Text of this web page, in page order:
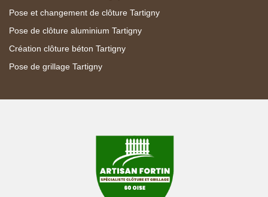
Pose et changement de clôture Tartigny
Pose de clôture aluminium Tartigny
Création clôture béton Tartigny
Pose de grillage Tartigny